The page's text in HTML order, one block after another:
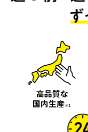
高品質な
国内生産※1